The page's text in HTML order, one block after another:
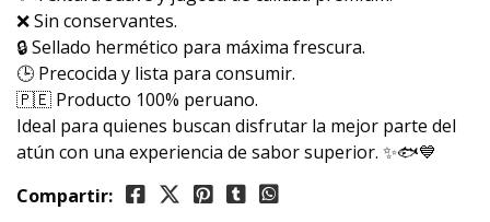
❌ Sin conservantes.
🔒 Sellado hermético para máxima frescura.
🕒 Precocida y lista para consumir.
🇵🇪 Producto 100% peruano.
Ideal para quienes buscan disfrutar la mejor parte del
atún con una experiencia de sabor superior. ✨🐟💙
Compartir: